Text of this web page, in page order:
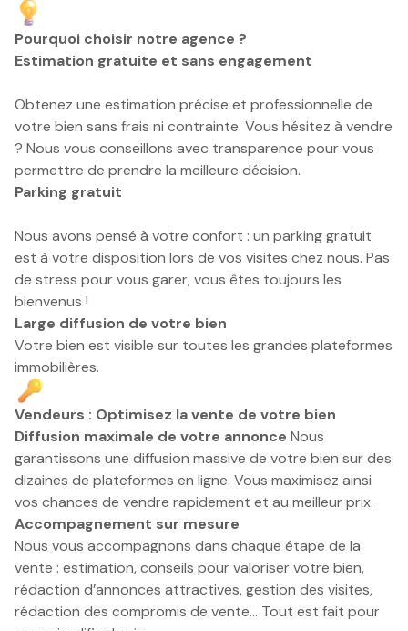
Pourquoi choisir notre agence ?
Estimation gratuite et sans engagement
Obtenez une estimation précise et professionnelle de
votre bien sans frais ni contrainte. Vous hésitez à vendre
? Nous vous conseillons avec transparence pour vous
permettre de prendre la meilleure décision.
Parking gratuit
Nous avons pensé à votre confort : un parking gratuit
est à votre disposition lors de vos visites chez nous. Pas
de stress pour vous garer, vous êtes toujours les
bienvenus !
Large diffusion de votre bien
Votre bien est visible sur toutes les grandes plateformes
immobilières.
Vendeurs : Optimisez la vente de votre bien
Diffusion maximale de votre annonce Nous
garantissons une diffusion massive de votre bien sur des
dizaines de plateformes en ligne. Vous maximisez ainsi
vos chances de vendre rapidement et au meilleur prix.
Accompagnement sur mesure
Nous vous accompagnons dans chaque étape de la
vente : estimation, conseils pour valoriser votre bien,
rédaction d’annonces attractives, gestion des visites,
rédaction des compromis de vente... Tout est fait pour